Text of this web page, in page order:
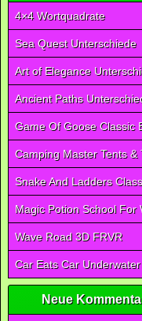
4×4 Wortquadrate
Sea Quest Unterschiede
Art of Elegance
Ancient Paths
Snake And Ladders
Wave Road 3D FRVR
Neue